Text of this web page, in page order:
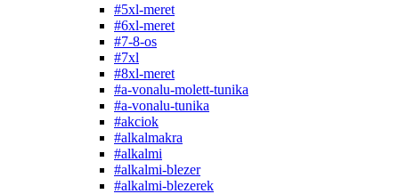
#5xl-meret
#6xl-meret
#7-8-os
#7xl
#8xl-meret
#a-vonalu-molett-tunika
#a-vonalu-tunika
#akciok
#alkalmakra
#alkalmi
#alkalmi-blezer
#alkalmi-blezerek